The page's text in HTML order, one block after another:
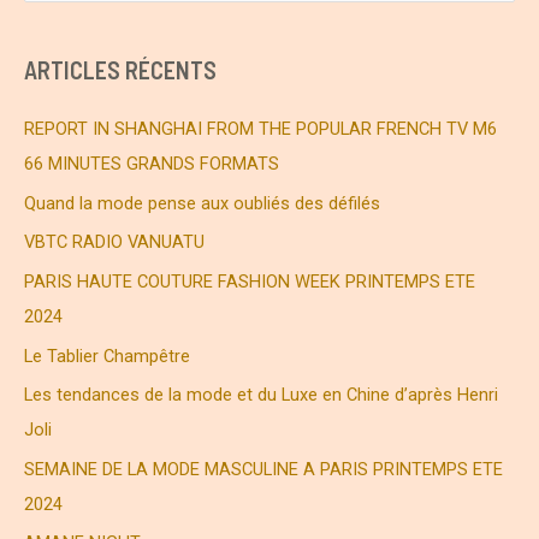
r
c
h
ARTICLES RÉCENTS
REPORT IN SHANGHAI FROM THE POPULAR FRENCH TV M6
66 MINUTES GRANDS FORMATS
Quand la mode pense aux oubliés des défilés
VBTC RADIO VANUATU
PARIS HAUTE COUTURE FASHION WEEK PRINTEMPS ETE
2024
Le Tablier Champêtre
Les tendances de la mode et du Luxe en Chine d’après Henri
Joli
SEMAINE DE LA MODE MASCULINE A PARIS PRINTEMPS ETE
2024